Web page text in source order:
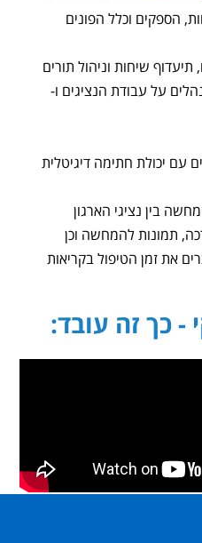
הספקים וכלל הפונים
שיחות וניהול תורים
על עבודת הנציגים ו-
עם יכולת חתימה דיגיטלית
בין נציגי הארגון
תמונות להמחשה וכן
את זמן הטיפול בקריאות
- כך זה עובד: